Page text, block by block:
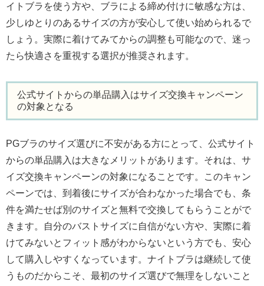
イトブラを使う方や、ブラによる締め付けに敏感な方は、
少しゆとりのあるサイズの方が安心して使い始められるで
しょう。実際に着けてみてからの調整も可能なので、迷っ
たら快適さを重視する選択が推奨されます。
公式サイトからの単品購入はサイズ交換キャンペーン
の対象となる
PGブラのサイズ選びに不安がある方にとって、公式サイト
からの単品購入は大きなメリットがあります。それは、サ
イズ交換キャンペーンの対象になることです。このキャン
ペーンでは、到着後にサイズが合わなかった場合でも、条
件を満たせば別のサイズと無料で交換してもらうことがで
きます。自分のバストサイズに自信がない方や、実際に着
けてみないとフィット感がわからないという方でも、安心
して購入しやすくなっています。ナイトブラは継続して使
うものだからこそ、最初のサイズ選びで無理をしないこと